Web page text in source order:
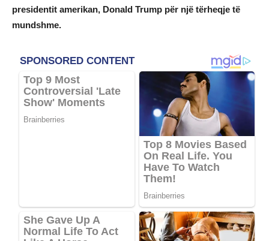
presidentit amerikan, Donald Trump për një tërheqje të
mundshme.